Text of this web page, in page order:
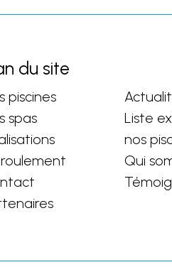
du site
piscines
spas
Liste
nos
Qui